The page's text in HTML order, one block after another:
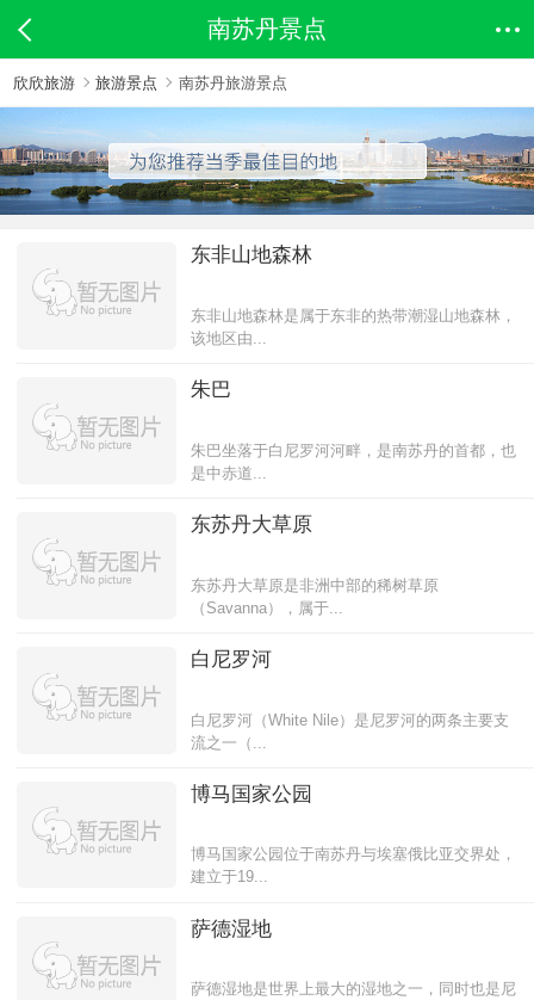
南苏丹景点
欣欣旅游 旅游景点 南苏丹旅游景点
东非山地森林
东非山地森林是属于东非的热带潮湿山地森林，
该地区由...
朱巴
朱巴坐落于白尼罗河河畔，是南苏丹的首都，也
是中赤道...
东苏丹大草原
东苏丹大草原是非洲中部的稀树草原
（Savanna），属于...
白尼罗河
白尼罗河（White Nile）是尼罗河的两条主要支
流之一（...
博马国家公园
博马国家公园位于南苏丹与埃塞俄比亚交界处，
建立于19...
萨德湿地
萨德湿地是世界上最大的湿地之一，同时也是尼